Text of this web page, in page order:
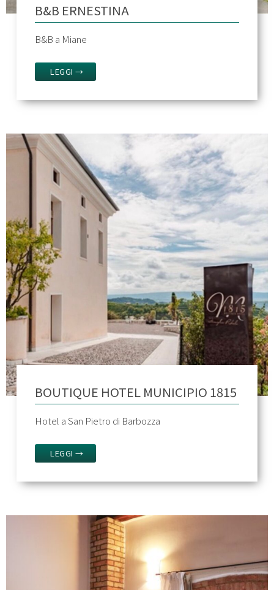
B&B ERNESTINA
B&B a Miane
LEGGI →
BOUTIQUE HOTEL MUNICIPIO 1815
Hotel a San Pietro di Barbozza
LEGGI →